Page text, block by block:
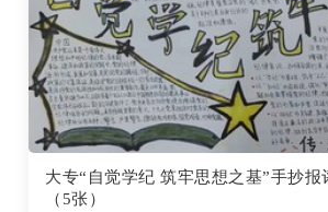
大专“自觉学纪 筑牢思想之基”手抄报
（5张）